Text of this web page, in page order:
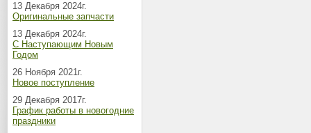
13 Декабря 2024г.
Оригинальные запчасти
13 Декабря 2024г.
С Наступающим Новым
Годом
26 Ноября 2021г.
Новое поступление
29 Декабря 2017г.
График работы в новогодние
праздники